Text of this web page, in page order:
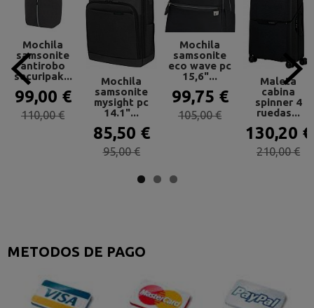
METODOS DE PAGO
Mochila
samsonite
antirobo
securipak...
99,00 €
110,00 €
Mochila
samsonite
mysight pc
14.1"...
85,50 €
95,00 €
Mochila
samsonite
eco wave pc
15,6"...
99,75 €
105,00 €
Maleta
cabina
spinner 4
ruedas...
130,20 €
210,00 €